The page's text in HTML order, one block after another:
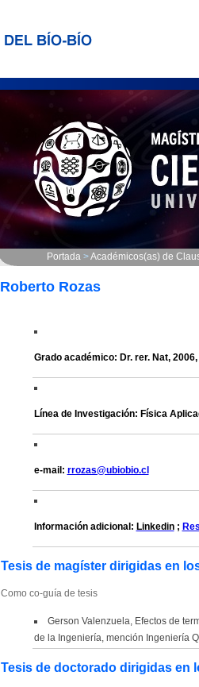
Portada >Académicos(as) de
Roberto Rozas
Grado académico: Dr. rer. Nat,
Línea de Investigación: Física
e-mail: rrozas@ubiobio.cl
Información adicional: Linkedin;
Tesis de magíster dirigidas en
Como co-guía de tesis
Gerson Valenzuela, Efectos de
de la Ingeniería, mención Ingeniería
Tesis de doctorado dirigidas en